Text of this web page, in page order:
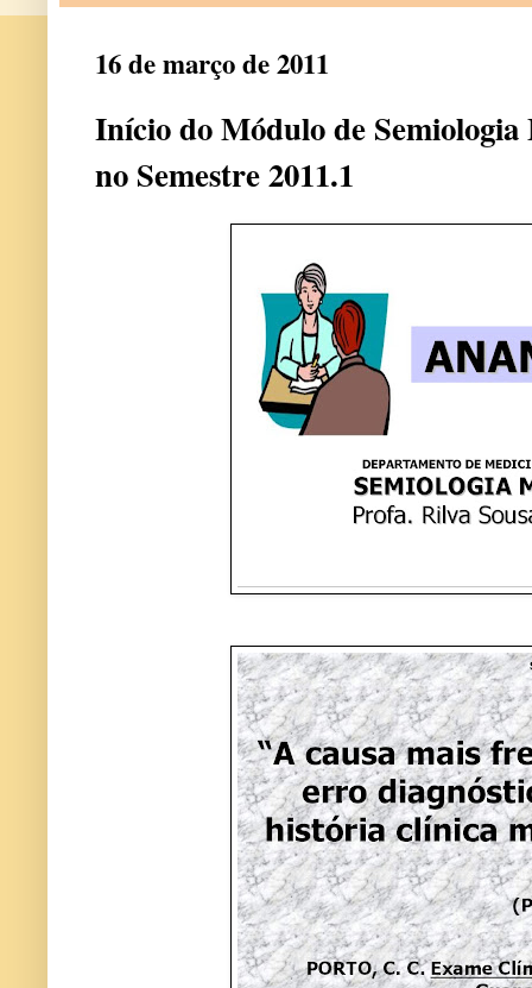
16 de março de 2011
Início do Módulo de
no Semestre 2011.1